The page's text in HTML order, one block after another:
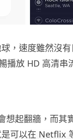
，速度雖然沒
播放 HD 高清串
想起翻牆，而其
可以在 Netflix